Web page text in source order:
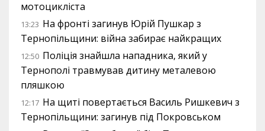
мотоцикліста
13:23 На фронті загинув Юрій Пушкар з
Тернопільщини: війна забирає найкращих
12:50 Поліція знайшла нападника, який у
Тернополі травмував дитину металевою
пляшкою
12:17 На щиті повертається Василь Ришкевич з
Тернопільщини: загинув під Покровськом